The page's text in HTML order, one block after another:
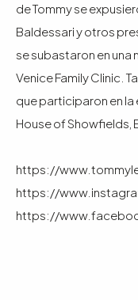
de Tommy se
Baldessari y otros
se subastaron en una
Venice Family Clinic.
que participaron en la
House of Showfields,
https://
https://
https://